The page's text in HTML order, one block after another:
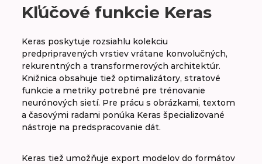
Kľúčové funkcie Keras
Keras poskytuje rozsiahlu kolekciu
predpripravených vrstiev vrátane konvolučných,
rekurentných a transformerových architektúr.
Knižnica obsahuje tiež optimalizátory, stratové
funkcie a metriky potrebné pre trénovanie
neurónových sietí. Pre prácu s obrázkami, textom
a časovými radami ponúka Keras špecializované
nástroje na predspracovanie dát.
Keras tiež umožňuje export modelov do formátov